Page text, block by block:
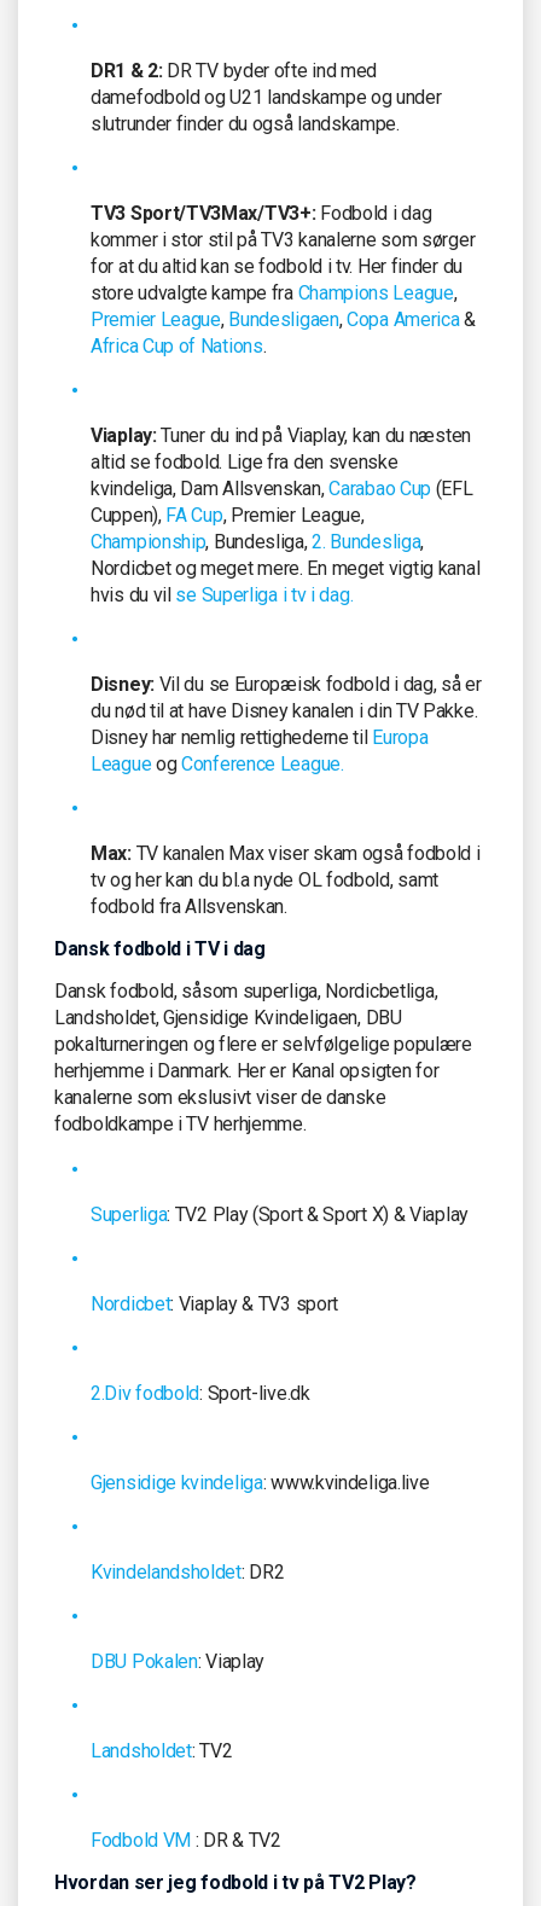
DR1 & 2: DR TV byder ofte ind med
damefodbold og U21 landskampe og under
slutrunder finder du også landskampe.
TV3 Sport/TV3Max/TV3+: Fodbold i dag
kommer i stor stil på TV3 kanalerne som sørger
for at du altid kan se fodbold i tv. Her finder du
store udvalgte kampe fra Champions League,
Premier League, Bundesligaen,Copa America&
Africa Cup of Nations.
Viaplay:Tuner du ind på Viaplay, kan du næsten
altid se fodbold. Lige fra den svenske
kvindeliga, Dam Allsvenskan,Carabao Cup (EFL
Cuppen), FA Cup, Premier League,
Championship, Bundesliga,2. Bundesliga,
Nordicbet og meget mere. En meget vigtig kanal
hvis du vil se Superliga i tv i dag.
Disney: Vil du se Europæisk fodbold i dag, så er
du nød til at have Disney kanalen i din TV Pakke.
Disney har nemlig rettighederne til Europa
LeagueogConference League.
Max: TV kanalen Max viser skam også fodbold i
tv og her kan du bl.a nyde OL fodbold, samt
fodbold fra Allsvenskan.
Dansk fodbold i TV i dag
Dansk fodbold, såsom superliga, Nordicbetliga,
Landsholdet, Gjensidige Kvindeligaen, DBU
pokalturneringen og flere er selvfølgelige populære
herhjemme i Danmark. Her er Kanal opsigten for
kanalerne som ekslusivt viser de danske
fodboldkampe i TV herhjemme.
Superliga: TV2 Play (Sport & Sport X) & Viaplay
Nordicbet: Viaplay & TV3 sport
2.Div fodbold: Sport-live.dk
Gjensidige kvindeliga: www.kvindeliga.live
Kvindelandsholdet: DR2
DBU Pokalen: Viaplay
Landsholdet: TV2
Fodbold VM : DR & TV2
Hvordan ser jeg fodbold i tv på TV2 Play?